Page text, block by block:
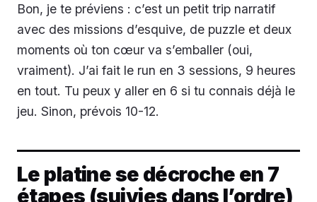
Bon, je te préviens : c’est un petit trip narratif
avec des missions d’esquive, de puzzle et deux
moments où ton cœur va s’emballer (oui,
vraiment). J’ai fait le run en 3 sessions, 9 heures
en tout. Tu peux y aller en 6 si tu connais déjà le
jeu. Sinon, prévois 10-12.
Le platine se décroche en 7
étapes (suivies dans l’ordre)